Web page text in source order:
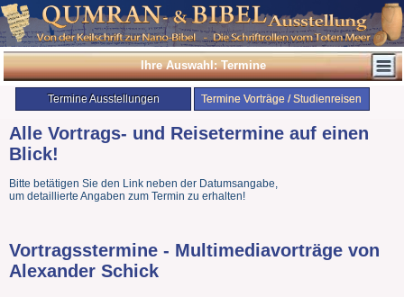
Ihre Auswahl: Termine
Termine Ausstellungen Termine Vorträge / Studienreisen
Alle Vortrags- und Reisetermine auf einen
Blick!
Bitte betätigen Sie den Link neben der Datumsangabe,
um detaillierte Angaben zum Termin zu erhalten!
Vortragsstermine - Multimediavorträge von
Alexander Schick